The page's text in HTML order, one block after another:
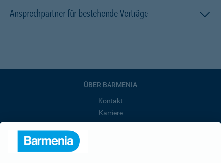
Ansprechpartner für bestehende Verträge
ÜBER BARMENIA
Kontakt
Karriere